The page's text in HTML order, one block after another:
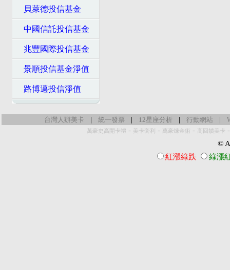
貝萊德投信基金
中國信託投信基金
兆豐國際投信基金
景順投信基金淨值
路博邁投信淨值
台灣人辦美卡 | 統一發票 | 12星座分析 | 行動網站 |
萬豪史高開卡禮 - 美卡套利 - 萬豪煉金術 - 高回饋美卡
©
紅漲綠跌
綠漲